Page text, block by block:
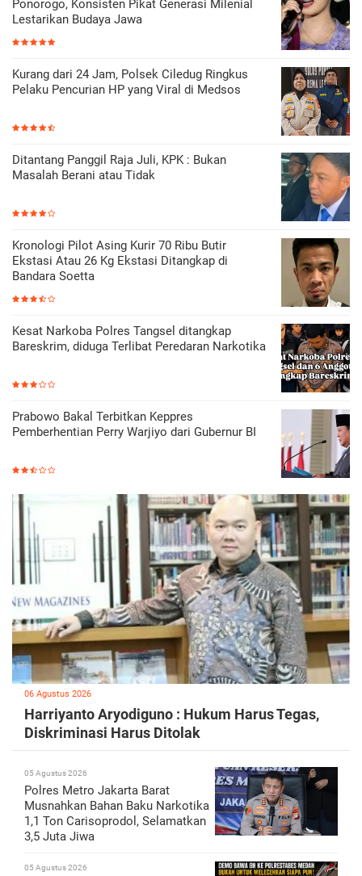
Ponorogo, Konsisten Pikat Generasi Milenial
Lestarikan Budaya Jawa
Kurang dari 24 Jam, Polsek Ciledug Ringkus
Pelaku Pencurian HP yang Viral di Medsos
Ditantang Panggil Raja Juli, KPK : Bukan
Masalah Berani atau Tidak
Kronologi Pilot Asing Kurir 70 Ribu Butir
Ekstasi Atau 26 Kg Ekstasi Ditangkap di
Bandara Soetta
Kesat Narkoba Polres Tangsel ditangkap
Bareskrim, diduga Terlibat Peredaran Narkotika
Prabowo Bakal Terbitkan Keppres
Pemberhentian Perry Warjiyo dari Gubernur BI
06 Agustus 2026
Harriyanto Aryodiguno : Hukum Harus Tegas,
Diskriminasi Harus Ditolak
05 Agustus 2026
Polres Metro Jakarta Barat
Musnahkan Bahan Baku Narkotika
1,1 Ton Carisoprodol, Selamatkan
3,5 Juta Jiwa
05 Agustus 2026